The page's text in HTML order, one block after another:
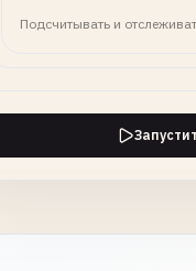
Подсчитывать и